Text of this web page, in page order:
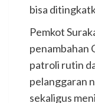
bisa
Pemkot
penambahan
patroli rutin
pelanggaran
sekaligus